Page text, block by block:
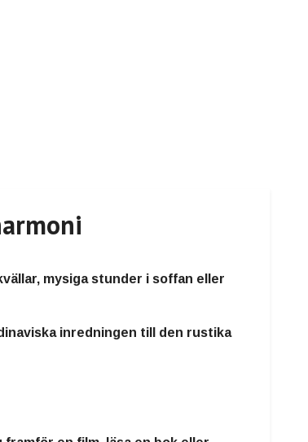
mysiga stunder i soffan eller
inredningen till den rustika